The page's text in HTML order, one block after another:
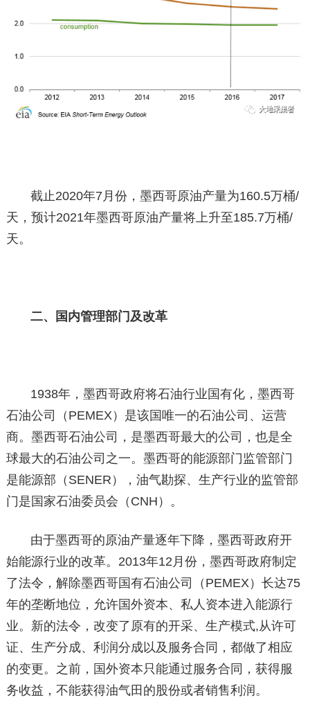
截止2020年7月份，墨西哥原油产量为160.5万桶/
天，预计2021年墨西哥原油产量将上升至185.7万桶/
天。
二、国内管理部门及改革
1938年，墨西哥政府将石油行业国有化，墨西哥
石油公司（PEMEX）是该国唯一的石油公司、运营
商。墨西哥石油公司，是墨西哥最大的公司，也是全
球最大的石油公司之一。墨西哥的能源部门监管部门
是能源部（SENER），油气勘探、生产行业的监管部
门是国家石油委员会（CNH）。
由于墨西哥的原油产量逐年下降，墨西哥政府开
始能源行业的改革。2013年12月份，墨西哥政府制定
了法令，解除墨西哥国有石油公司（PEMEX）长达75
年的垄断地位，允许国外资本、私人资本进入能源行
业。新的法令，改变了原有的开采、生产模式,从许可
证、生产分成、利润分成以及服务合同，都做了相应
的变更。之前，国外资本只能通过服务合同，获得服
务收益，不能获得油气田的股份或者销售利润。